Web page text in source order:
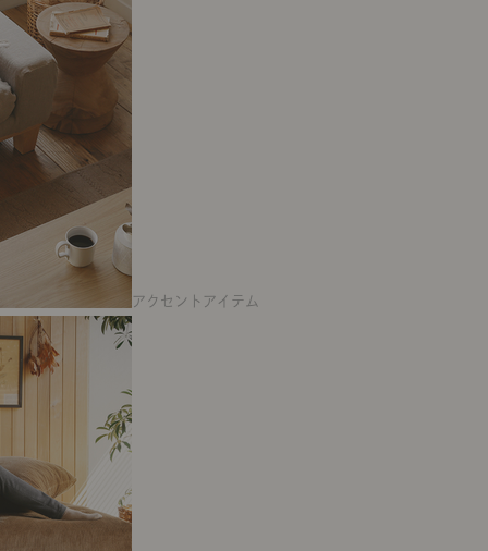
アクセントアイテム